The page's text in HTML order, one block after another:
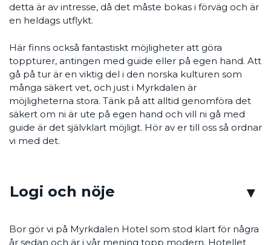
detta är av intresse, då det måste bokas i förväg och är
en heldags utflykt.
Här finns också fantastiskt möjligheter att göra
toppturer, antingen med guide eller på egen hand. Att
gå på tur är en viktig del i den norska kulturen som
många säkert vet, och just i Myrkdalen är
möjligheterna stora. Tänk på att alltid genomföra det
säkert om ni är ute på egen hand och vill ni gå med
guide är det självklart möjligt. Hör av er till oss så ordnar
vi med det.
Logi och nöje
Bor gör vi på Myrkdalen Hotel som stod klart för några
år sedan och är i vår mening topp modern. Hotellet